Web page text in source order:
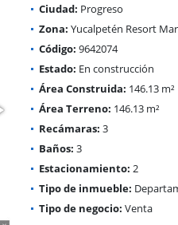
Ciudad: Progreso
Zona: Yucalpetén Resort
Código: 9642074
Estado: En construcción
Área Construida: 146.13 m²
Área Terreno: 146.13 m²
Recámaras: 3
Baños: 3
Estacionamiento: 2
Tipo de inmueble:
Tipo de negocio: Venta